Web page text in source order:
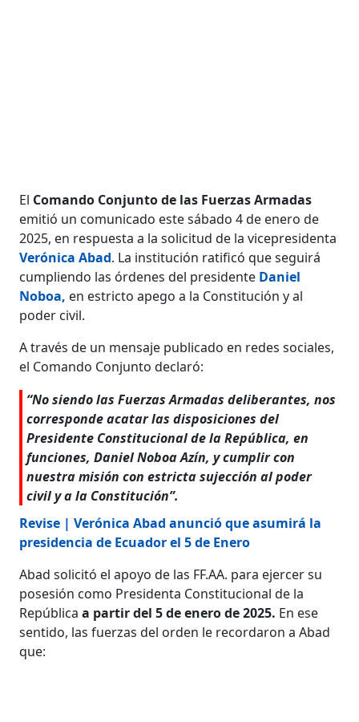
El Comando Conjunto de las Fuerzas Armadas
emitió un comunicado este sábado 4 de enero de
2025, en respuesta a la solicitud de la vicepresidenta
Verónica Abad. La institución ratificó que seguirá
cumpliendo las órdenes del presidente Daniel
Noboa, en estricto apego a la Constitución y al
poder civil.
A través de un mensaje publicado en redes sociales,
el Comando Conjunto declaró:
“No siendo las Fuerzas Armadas deliberantes, nos
corresponde acatar las disposiciones del
Presidente Constitucional de la República, en
funciones, Daniel Noboa Azín, y cumplir con
nuestra misión con estricta sujección al poder
civil y a la Constitución”.
Revise | Verónica Abad anunció que asumirá la
presidencia de Ecuador el 5 de Enero
Abad solicitó el apoyo de las FF.AA. para ejercer su
posesión como Presidenta Constitucional de la
República a partir del 5 de enero de 2025. En ese
sentido, las fuerzas del orden le recordaron a Abad
que: